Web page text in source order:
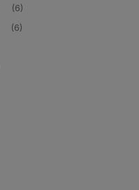
(6)
(6)